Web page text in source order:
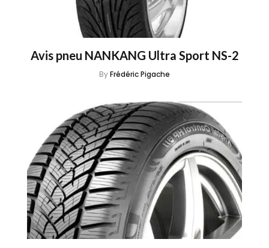
Avis pneu NANKANG Ultra Sport NS-2
ByFrédéric Pigache